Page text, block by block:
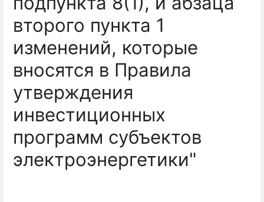
второго пункта 1
изменений, которые
вносятся в Правила
утверждения
инвестиционных
программ субъектов
электроэнергетики"